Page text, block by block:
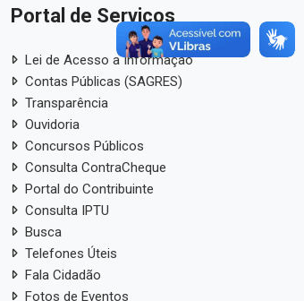
Portal de Serviços
Lei de Acesso a Informação
Contas Públicas (SAGRES)
Transparência
Ouvidoria
Concursos Públicos
Consulta ContraCheque
Portal do Contribuinte
Consulta IPTU
Busca
Telefones Úteis
Fala Cidadão
Fotos de Eventos